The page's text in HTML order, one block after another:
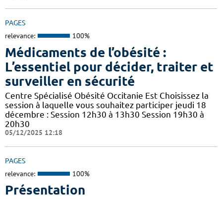
PAGES
relevance: 100%
Médicaments de l’obésité :
L’essentiel pour décider, traiter et
surveiller en sécurité
Centre Spécialisé Obésité Occitanie Est Choisissez la
session à laquelle vous souhaitez participer jeudi 18
décembre : Session 12h30 à 13h30 Session 19h30 à
20h30
05/12/2025 12:18
PAGES
relevance: 100%
Présentation